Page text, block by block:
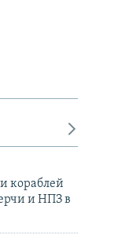
кораблей
и НПЗ в